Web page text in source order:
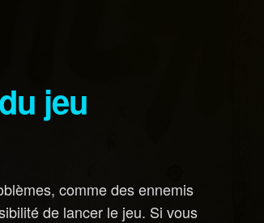
jeu
comme des ennemis
de lancer le jeu. Si vous